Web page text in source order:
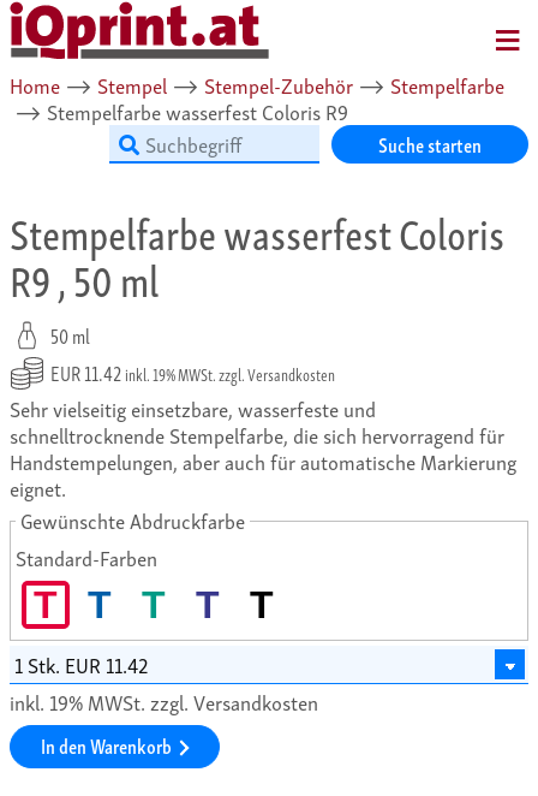
Home ⟶ Stempel ⟶ Stempel-Zubehör ⟶ Stempelfarbe
⟶ Stempelfarbe wasserfest Coloris R9
Suche starten
Stempelfarbe wasserfest Coloris
R9 , 50 ml
50 ml
EUR 11.42inkl. 19% MWSt. zzgl. Versandkosten
Sehr vielseitig einsetzbare, wasserfeste und
schnelltrocknende Stempelfarbe, die sich hervorragend für
Handstempelungen, aber auch für automatische Markierung
eignet.
Gewünschte Abdruckfarbe
Standard-Farben
T T T T T
inkl. 19% MWSt. zzgl. Versandkosten
In den Warenkorb